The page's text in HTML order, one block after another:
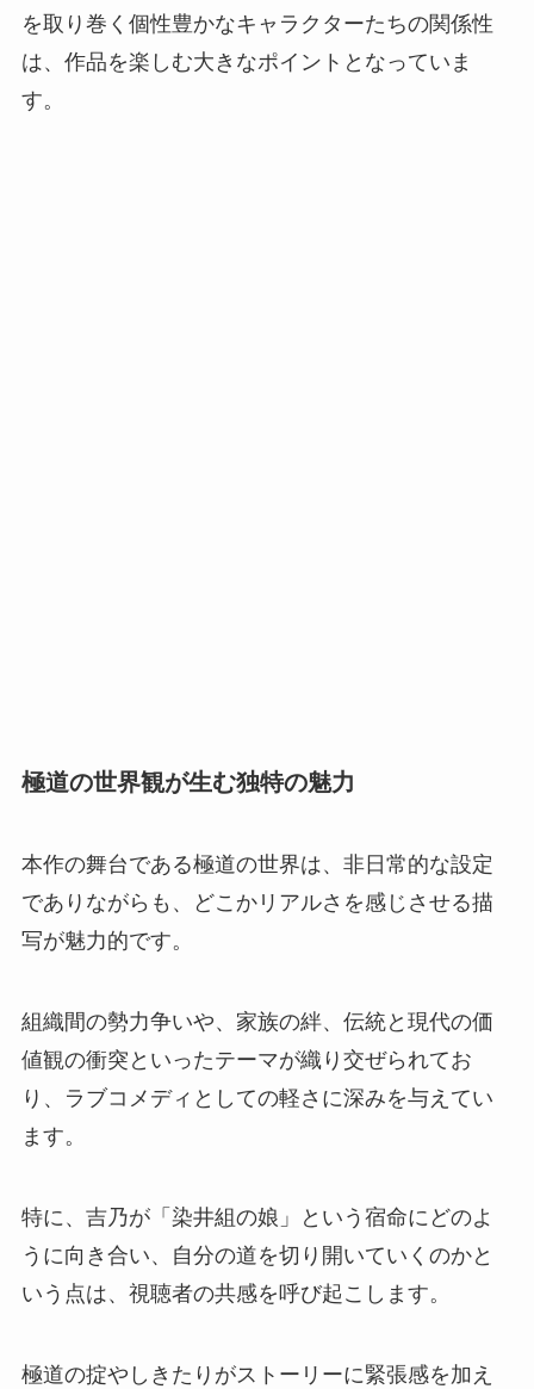
を取り巻く個性豊かなキャラクターたちの関係性
は、作品を楽しむ大きなポイントとなっていま
す。
極道の世界観が生む独特の魅力
本作の舞台である極道の世界は、非日常的な設定
でありながらも、どこかリアルさを感じさせる描
写が魅力的です。
組織間の勢力争いや、家族の絆、伝統と現代の価
値観の衝突といったテーマが織り交ぜられてお
り、ラブコメディとしての軽さに深みを与えてい
ます。
特に、吉乃が「染井組の娘」という宿命にどのよ
うに向き合い、自分の道を切り開いていくのかと
いう点は、視聴者の共感を呼び起こします。
極道の掟やしきたりがストーリーに緊張感を加え